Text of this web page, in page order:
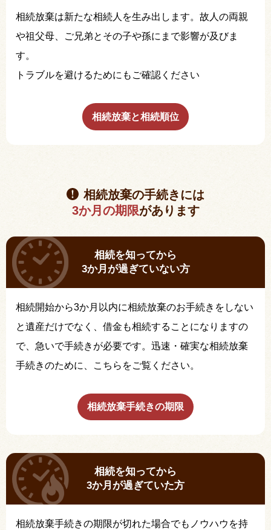
相続放棄は新たな相続人を生み出します。故人の両親
や祖父母、ご兄弟とその子や孫にまで影響が及びま
す。
トラブルを避けるためにもご確認ください
相続放棄と相続順位
相続放棄の手続きには
3か月の期限があります
相続を知ってから
3か月が過ぎていない方
相続開始から3か月以内に相続放棄のお手続きをしない
と遺産だけでなく、借金も相続することになりますの
で、急いで手続きが必要です。迅速・確実な相続放棄
手続きのために、こちらをご覧ください。
相続放棄手続きの期限
相続を知ってから
3か月が過ぎていた方
相続放棄手続きの期限が切れた場合でもノウハウを持